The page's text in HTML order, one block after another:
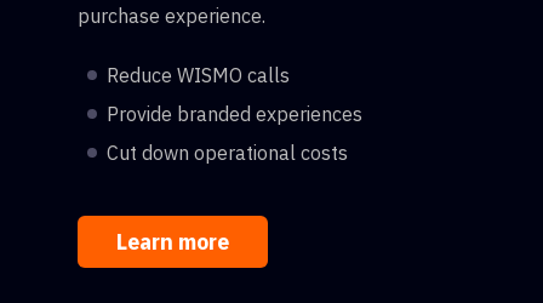
purchase experience.
Reduce WISMO calls
Provide branded experiences
Cut down operational costs
Learn more